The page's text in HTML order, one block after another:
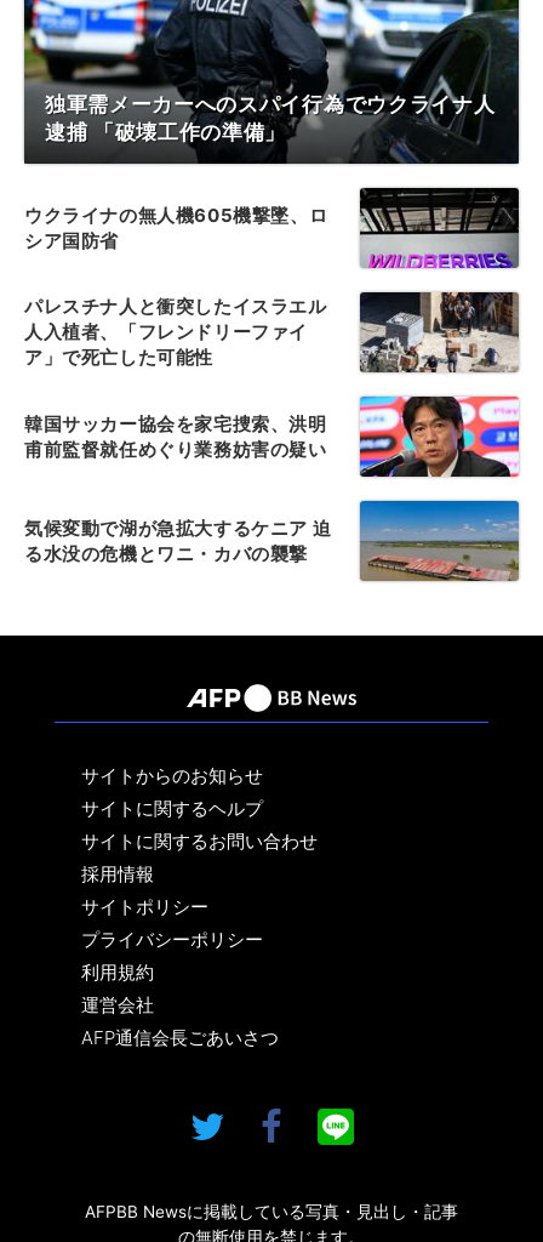
独軍需メーカーへのスパイ行為でウクライナ人
逮捕 「破壊工作の準備」
ウクライナの無人機605機撃墜、ロ
シア国防省
パレスチナ人と衝突したイスラエル
人入植者、「フレンドリーファイ
ア」で死亡した可能性
韓国サッカー協会を家宅捜索、洪明
甫前監督就任めぐり業務妨害の疑い
気候変動で湖が急拡大するケニア 迫
る水没の危機とワニ・カバの襲撃
サイトからのお知らせ
サイトに関するヘルプ
サイトに関するお問い合わせ
採用情報
サイトポリシー
プライバシーポリシー
利用規約
運営会社
AFP通信会長ごあいさつ
AFPBB Newsに掲載している写真・見出し・記事
の無断使用を禁じます。